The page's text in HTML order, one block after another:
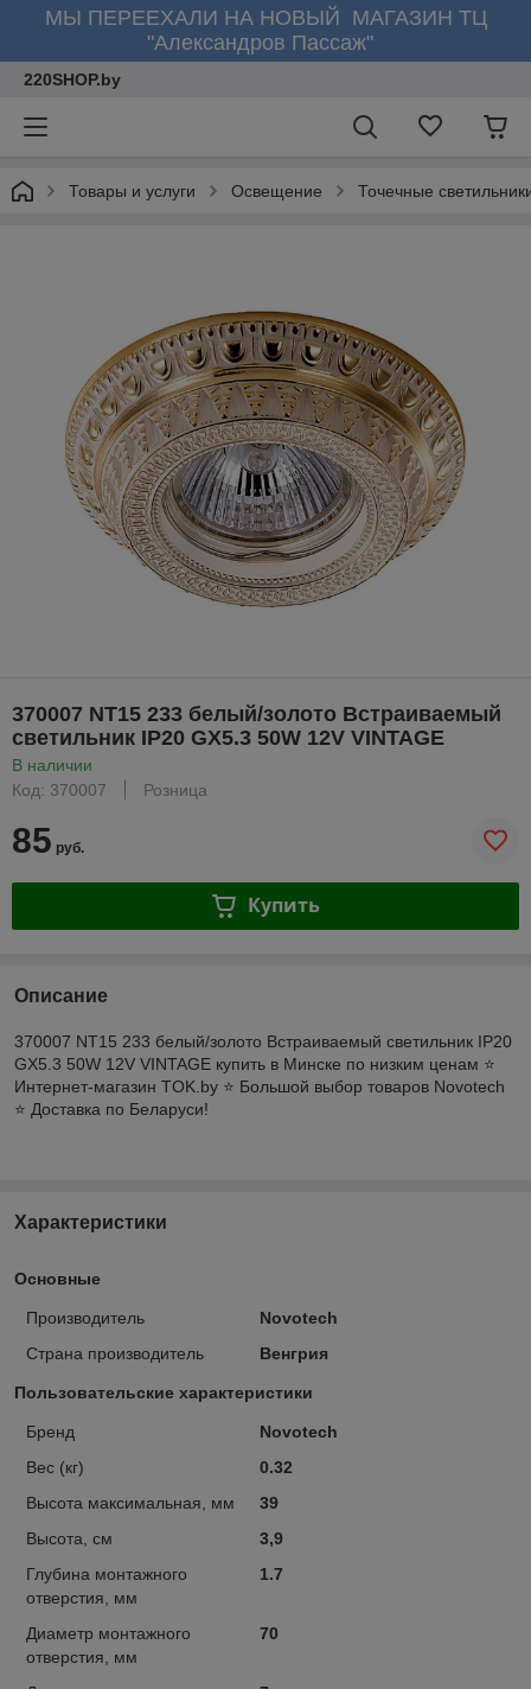
МЫ ПЕРЕЕХАЛИ НА НОВЫЙ МАГАЗИН ТЦ
"Александров Пассаж"
220SHOP.by
Товары и услуги Освещение Точечные
370007 NT15 233 белый/золото Встраиваемый
светильник IP20 GX5.3 50W 12V VINTAGE
В наличии
Код: 370007
Розница
85 руб.
Купить
Описание
370007 NT15 233 белый/золото Встраиваемый светильник IP20
GX5.3 50W 12V VINTAGE купить в Минске по низким ценам ⭐️
Интернет-магазин TOK.by ⭐️ Большой выбор товаров Novotech
⭐️ Доставка по Беларуси!
Характеристики
Основные
Производитель
Novotech
Страна производитель
Венгрия
Пользовательские характеристики
Бренд
Novotech
Вес (кг)
0.32
Высота максимальная, мм
39
Высота, см
3,9
Глубина монтажного
отверстия, мм
1.7
Диаметр монтажного
отверстия, мм
70